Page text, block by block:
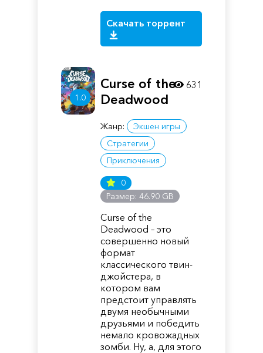
Скачать торрент
1.0
Curse of the
Deadwood
Жанр:
Экшен игры
Стратегии
Приключения
0
Размер: 46.90 GB
Curse of the
Deadwood – это
совершенно новый
формат
классического твин-
джойстера, в
котором вам
предстоит управлять
двумя необычными
друзьями и победить
немало кровожадных
зомби. Ну, а, для этого
631